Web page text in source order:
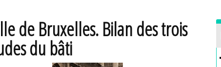
de Bruxelles. Bilan des trois
du bâti